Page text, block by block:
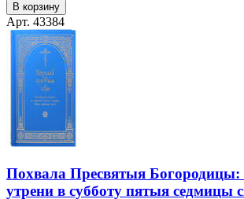
В корзину
Арт. 43384
Похвала Пресвятыя Богородицы:
утрени в субботу пятыя седмицы